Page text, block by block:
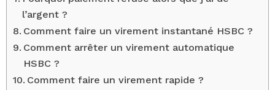
l’argent ?
Comment faire un virement instantané HSBC ?
Comment arrêter un virement automatique
HSBC ?
Comment faire un virement rapide ?